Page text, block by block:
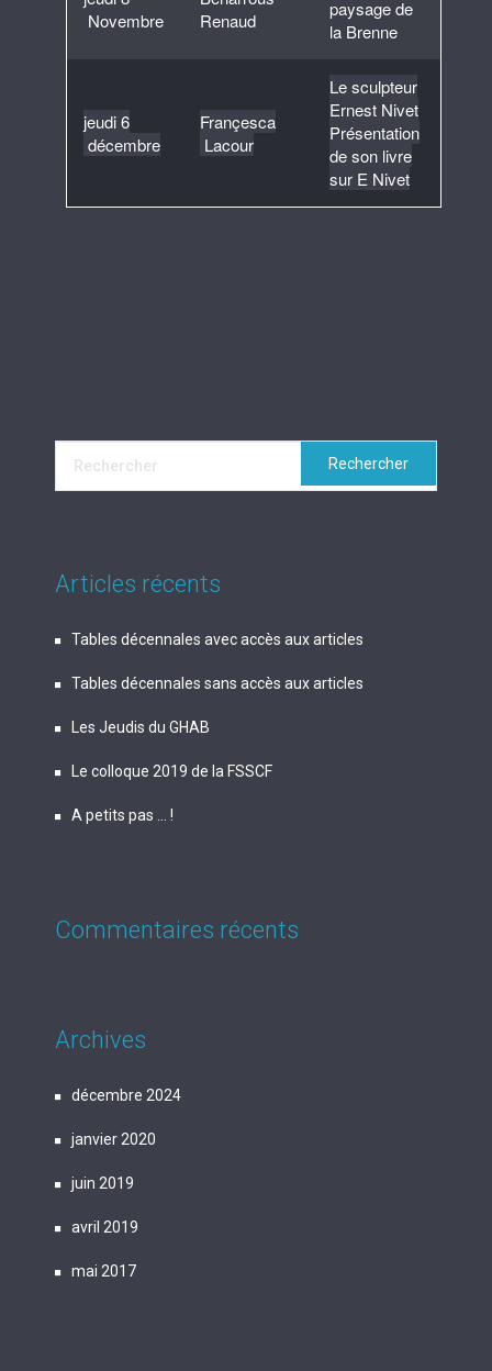
Novembre
Renaud
paysage de
la Brenne
jeudi 6
décembre
Françesca
Lacour
Le sculpteur
Ernest Nivet
Présentation
de son livre
sur E Nivet
Articles récents
Tables décennales avec accès aux articles
Tables décennales sans accès aux articles
Les Jeudis du GHAB
Le colloque 2019 de la FSSCF
A petits pas … !
Commentaires récents
Archives
décembre 2024
janvier 2020
juin 2019
avril 2019
mai 2017